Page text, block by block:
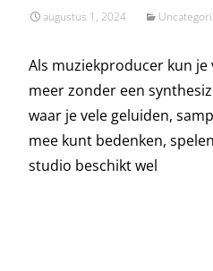
augustus 1, 2024
Als muziekproducer kun je
meer zonder een
waar je vele geluiden,
mee kunt bedenken,
studio beschikt wel